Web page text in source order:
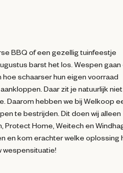
BBQ of een gezellig tuinfeestje
barst het los. Wespen gaan
schaarser hun eigen voorraad
Daar zit je natuurlijk
Daarom hebben we bij Welkoop
te bestrijden. Dit doen wij alleen
Protect Home, Weitech en
en kom erachter welke oplossing
wespensituatie!